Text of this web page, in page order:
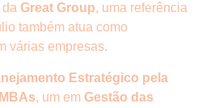
Great Group, uma referência
também atua como
várias empresas.
Estratégico pela
, um em Gestão das